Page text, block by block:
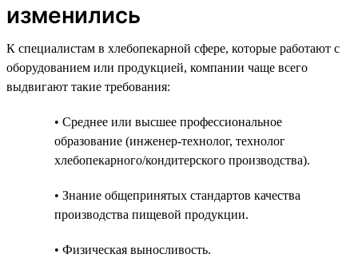
изменились
К специалистам в хлебопекарной сфере, которые работают с
оборудованием или продукцией, компании чаще всего
выдвигают такие требования:
• Среднее или высшее профессиональное
образование (инженер-технолог, технолог
хлебопекарного/кондитерского производства).
• Знание общепринятых стандартов качества
производства пищевой продукции.
• Физическая выносливость.